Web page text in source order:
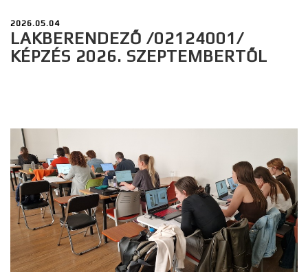
2026.05.04
LAKBERENDEZŐ /02124001/
KÉPZÉS 2026. SZEPTEMBERTŐL